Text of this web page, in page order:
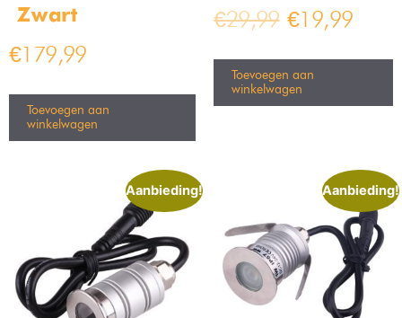
– Zwart
€179,99
Toevoegen aan
winkelwagen
€29,99 €19,99
Toevoegen aan
winkelwagen
Aanbieding! Aanbieding!